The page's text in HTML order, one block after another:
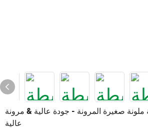
صغيرة المرونة - جودة عالية & مرونة
عالية